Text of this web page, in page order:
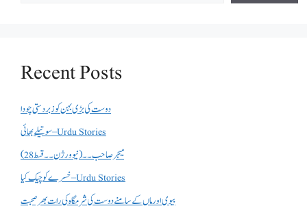
Recent Posts
دوست کی بڑی بہن کو زبردستی چودا
سوتیلے بھائی – Urdu Stories
میجر صاحب۔۔( نیو ورژن ۔۔قسط 28)
خسرے کو چیک کیا – Urdu Stories
بیوی اور ماں کے سامنے دوست کی شرمگاہ کی رات بھر صحبت